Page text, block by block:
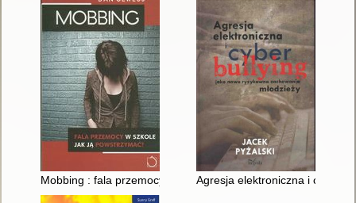
Mobbing : fala przemocy w szkole jak ją powstrzymać?
Agresja elektroniczna i